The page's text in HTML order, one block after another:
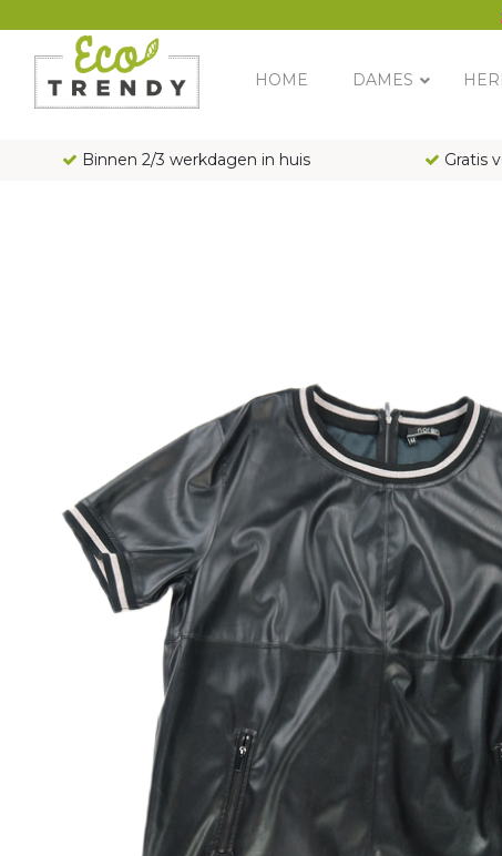
Main Navigation
HOME DAMES
Binnen 2/3 werkdagen in huis Gratis